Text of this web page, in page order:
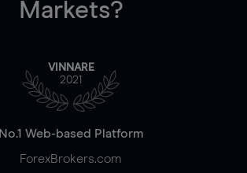
Markets?
VINNARE
2021
No.1 Web-based Platform
ForexBrokers.com